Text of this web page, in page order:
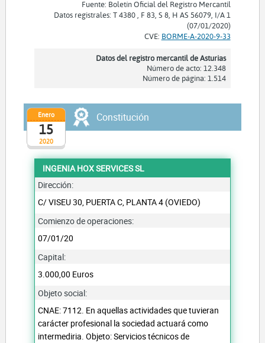
Fuente: Boletín Oficial del Registro Mercantil
Datos registrales: T 4380 , F 83, S 8, H AS 56079, I/A 1
(07/01/2020)
CVE: BORME-A-2020-9-33
Datos del registro mercantil de Asturias
Número de acto: 12.348
Número de página: 1.514
2020
Enero
15
Constitución
INGENIA HOX SERVICES SL
Dirección:
C/ VISEU 30, PUERTA C, PLANTA 4 (OVIEDO)
Comienzo de operaciones:
07/01/20
Capital:
3.000,00 Euros
Objeto social:
CNAE: 7112. En aquellas actividades que tuvieran
carácter profesional la sociedad actuará como
intermediria. Objeto: Servicios técnicos de